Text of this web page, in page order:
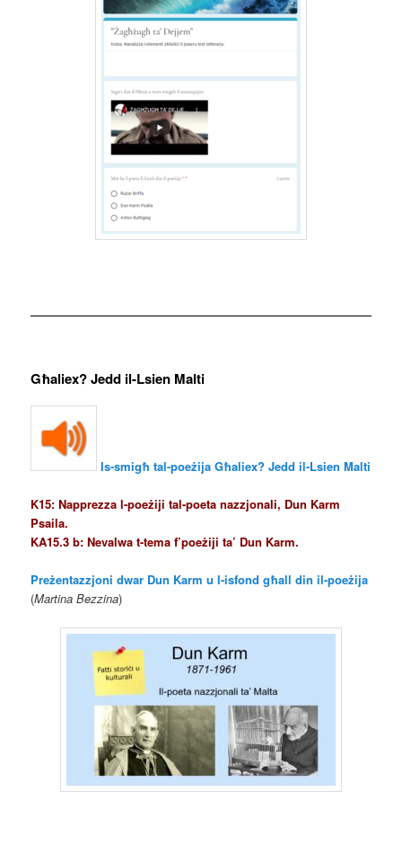
Għaliex? Jedd il-Lsien Malti
Is-smigħ tal-poeżija Għaliex? Jedd il-Lsien Malti
K15: Napprezza l-poeżiji tal-poeta nazzjonali, Dun Karm
Psaila.
KA15.3 b: Nevalwa t-tema f’poeżiji ta’ Dun Karm.
Preżentazzjoni dwar Dun Karm u l-isfond għall din il-poeżija
(Martina Bezzina)